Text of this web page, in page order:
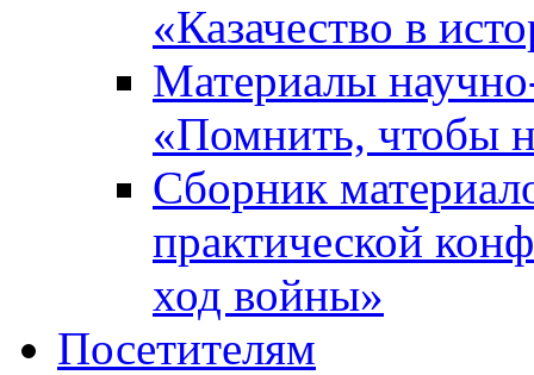
«Казачество в
Материалы
«Помнить, чтобы
Сборник
практической
ход войны»
Посетителям